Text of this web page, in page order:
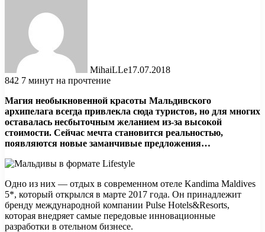
MihaiLLe17.07.2018
842 7 минут на прочтение
Магия необыкновенной красоты Мальдивского
архипелага всегда привлекла сюда туристов, но для многих
оставалась несбыточным желанием из-за высокой
стоимости. Сейчас мечта становится реальностью,
появляются новые заманчивые предложения…
Одно из них — отдых в современном отеле Kandima Maldives
5*, который открылся в марте 2017 года. Он принадлежит
бренду международной компании Pulse Hotels&Resorts,
которая внедряет самые передовые инновационные
разработки в отельном бизнесе.